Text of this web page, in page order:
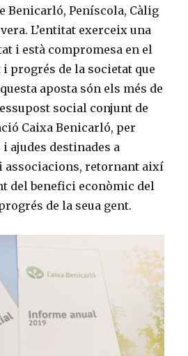
Benicarló, Peníscola, Càlig
L’entitat exerceix una
i està compromesa en el
progrés de la societat que
aposta són els més de
social conjunt de
Caixa Benicarló, per
ajudes destinades a
associacions, retornant així
del benefici econòmic del
de la seua gent.